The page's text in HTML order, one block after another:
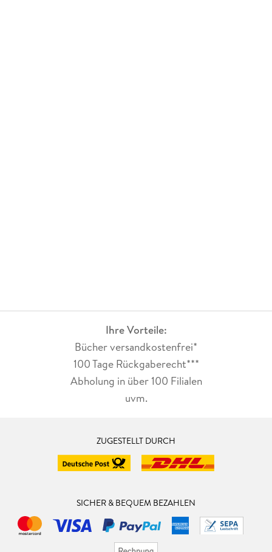
Ihre Vorteile:
Bücher versandkostenfrei*
100 Tage Rückgaberecht***
Abholung in über 100 Filialen
uvm.
ZUGESTELLT DURCH
SICHER & BEQUEM BEZAHLEN